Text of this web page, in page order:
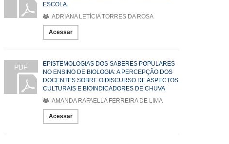
ESCOLA
ADRIANA LETÍCIA TORRES DA ROSA
Acessar
PDF
EPISTEMOLOGIAS DOS SABERES POPULARES
NO ENSINO DE BIOLOGIA: A PERCEPÇÃO DOS
DOCENTES SOBRE O DISCURSO DE ASPECTOS
CULTURAIS E BIOINDICADORES DE CHUVA
AMANDA RAFAELLA FERREIRA DE LIMA
Acessar